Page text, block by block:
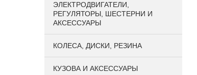
ЭЛЕКТРОДВИГАТЕЛИ,
РЕГУЛЯТОРЫ, ШЕСТЕРНИ И
АКСЕССУАРЫ
КОЛЕСА, ДИСКИ, РЕЗИНА
КУЗОВА И АКСЕССУАРЫ